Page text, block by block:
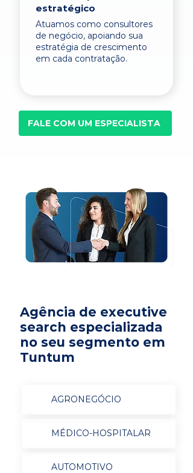
estratégico
Atuamos como consultores
de negócio, apoiando sua
estratégia de crescimento
em cada contratação.
FALE COM UM ESPECIALISTA
Agência de executive
search especializada
no seu segmento em
Tuntum
AGRONEGÓCIO
MÉDICO-HOSPITALAR
AUTOMOTIVO